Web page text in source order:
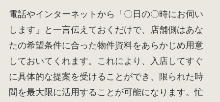
電話やインターネットから「〇日の〇時にお伺い
します」と一言伝えておくだけで、店舗側はあな
たの希望条件に合った物件資料をあらかじめ用意
しておいてくれます。これにより、入店してすぐ
に具体的な提案を受けることができ、限られた時
間を最大限に活用することが可能になります。忙